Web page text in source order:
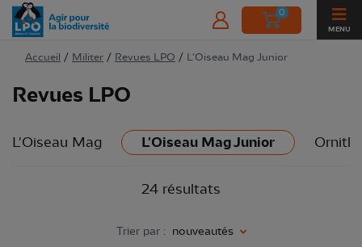
0
MENU
Accueil / Militer / Revues LPO / L'Oiseau Mag Junior
Revues LPO
L'Oiseau Mag L'Oiseau Mag Junior
24 résultats
Trier par : nouveautés